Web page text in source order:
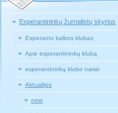
Esperantininkų žurnalistų skyrius
Esperanto kalbos klubas
Apie esperantininkų klubą
esperantininkų klubo nariai
Aktualijos
new